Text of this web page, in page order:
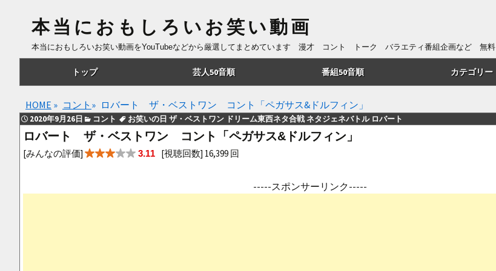
本当におもしろいお笑い動画
本当におもしろいお笑い動画をYouTubeなどから厳選してまとめています 漫才 コント トーク バラエティ番組企画など 無料
ン
ツ
へ
移
トップ 芸人50音順
か行
さ行
番組50音順
か行
カテゴリー
漫才
HOME » コント » ロバート ザ・ベストワン コント「ペガサス&ドルフィン」
2020年9月26日 コント お笑いの日 ザ・ベストワン ドリーム東西ネタ合戦 ネタジェネバトル ロバート
ロバート ザ・ベストワン コント「ペガサス&ドルフィン」
[みんなの評価] 3.11 [視聴回数] 16,399 回
-----スポンサーリンク-----